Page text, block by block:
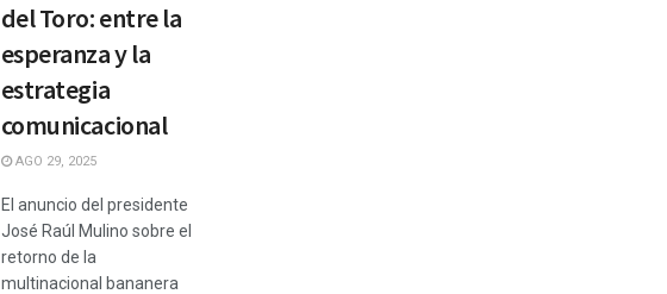
del Toro: entre la
esperanza y la
estrategia
comunicacional
AGO 29, 2025
El anuncio del presidente
José Raúl Mulino sobre el
retorno de la
multinacional bananera